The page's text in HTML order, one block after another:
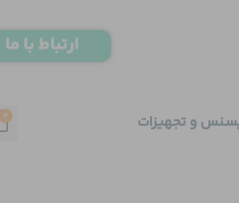
و تجهیزات 0